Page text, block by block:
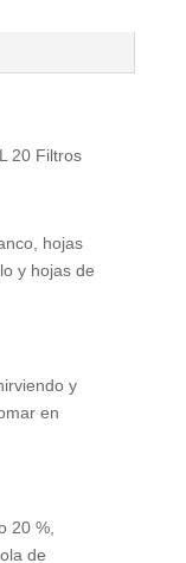
20 Filtros
hojas
y hojas de
y
en
20 %,
de